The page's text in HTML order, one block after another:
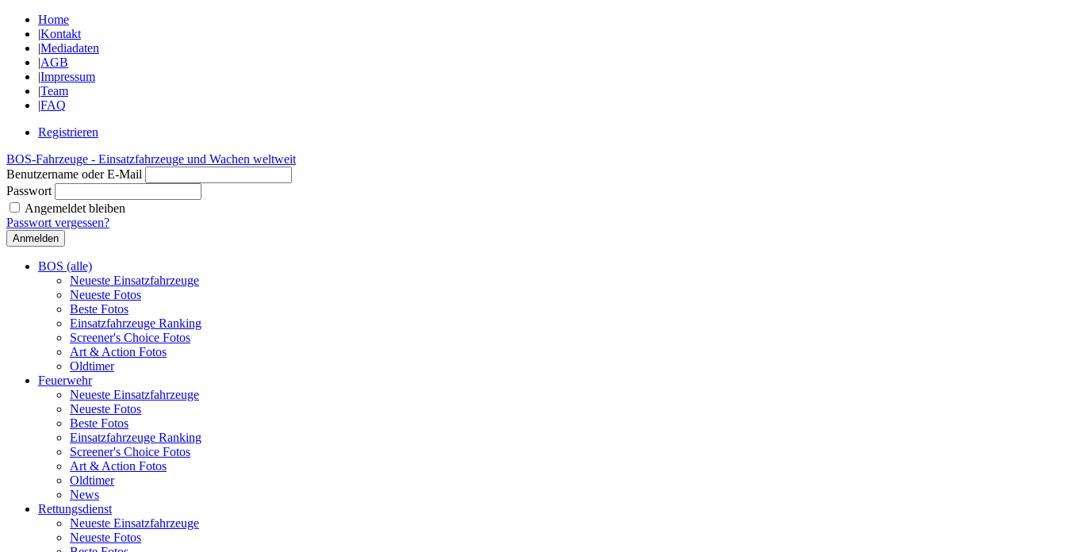
Home
|Kontakt
|Mediadaten
|AGB
|Impressum
|Team
|FAQ
Registrieren
BOS-Fahrzeuge - Einsatzfahrzeuge und Wachen weltweit
Benutzername oder E-Mail
Passwort
Angemeldet bleiben
Passwort vergessen?
BOS (alle)
Neueste Einsatzfahrzeuge
Neueste Fotos
Beste Fotos
Einsatzfahrzeuge Ranking
Screener's Choice Fotos
Art & Action Fotos
Oldtimer
Feuerwehr
Neueste Einsatzfahrzeuge
Neueste Fotos
Beste Fotos
Einsatzfahrzeuge Ranking
Screener's Choice Fotos
Art & Action Fotos
Oldtimer
News
Rettungsdienst
Neueste Einsatzfahrzeuge
Neueste Fotos